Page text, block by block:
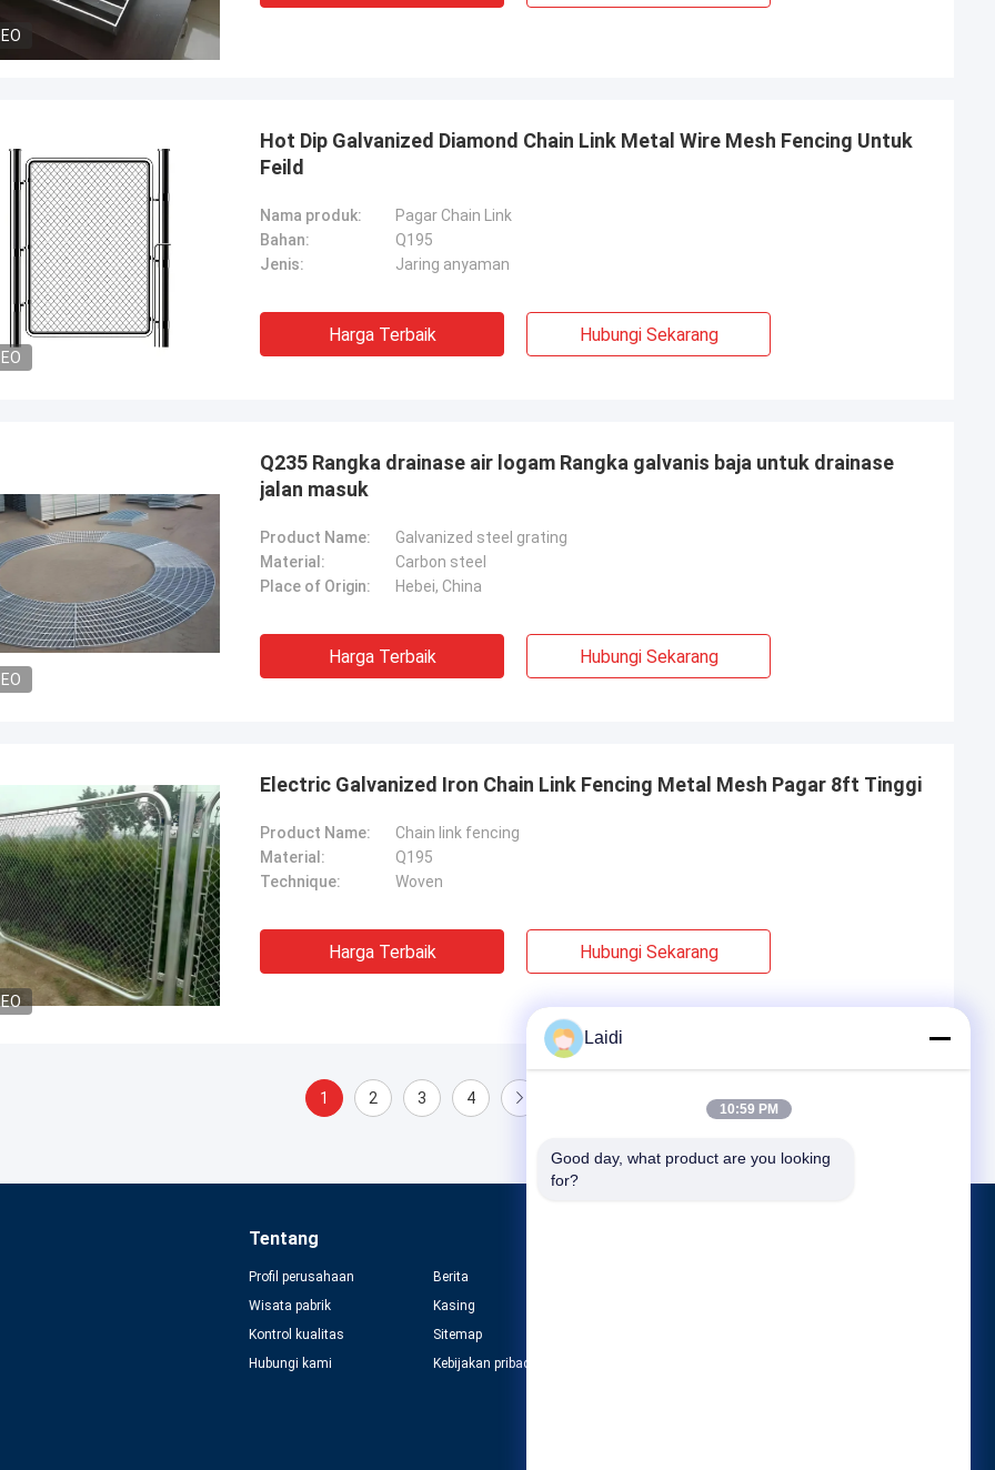
Hot Dip Galvanized Diamond Chain Link Metal Wire Mesh Fencing Untuk
Feild
Nama produk:
Pagar Chain Link
Bahan:
Q195
Jenis:
Jaring anyaman
Harga Terbaik Hubungi Sekarang
Q235 Rangka drainase air logam Rangka galvanis baja untuk drainase
jalan masuk
Product Name:
Galvanized steel grating
Material:
Carbon steel
Place of Origin:
Hebei, China
Harga Terbaik Hubungi Sekarang
Electric Galvanized Iron Chain Link Fencing Metal Mesh Pagar 8ft Tinggi
Product Name:
Chain link fencing
Material:
Q195
Technique:
Woven
Harga Terbaik Hubungi Sekarang
1 2 3 4
Tentang
Profil perusahaan
Wisata pabrik
Kontrol kualitas
Hubungi kami
Berita
Kasing
Sitemap
Kebijakan pribadi
Laidi
10:59 PM
Good day, what product are you looking
for?